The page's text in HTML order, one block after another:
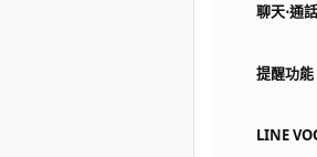
聊天⋅通
提醒功能
LINE